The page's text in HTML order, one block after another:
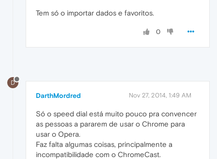
Tem só o importar dados e favoritos.
0
D
DarthMordred Nov 27, 2014, 1:49 AM
Só o speed dial está muito pouco pra convencer
as pessoas a pararem de usar o Chrome para
usar o Opera.
Faz falta algumas coisas, principalmente a
incompatibilidade com o ChromeCast.